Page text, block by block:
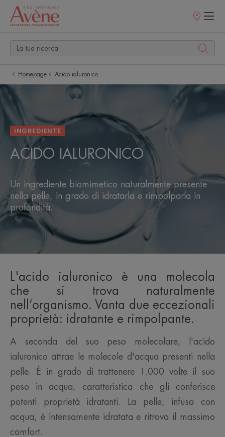
Punti
Homepage Acido ialuronico
INGREDIENTE
ACIDO IALURONICO
Un ingrediente biomimetico naturalmente presente
nella pelle, in grado di idratarla e rimpolparla in
profondità.
L'acido ialuronico è una molecola
che si trova naturalmente
nell’organismo. Vanta due eccezionali
proprietà: idratante e rimpolpante.
A seconda del suo peso molecolare, l'acido
ialuronico attrae le molecole d'acqua presenti nella
pelle. È in grado di trattenere 1.000 volte il suo
peso in acqua, caratteristica che gli conferisce
potenti proprietà idratanti. La pelle, infusa con
acqua, è intensamente idratata e ritrova il massimo
comfort.